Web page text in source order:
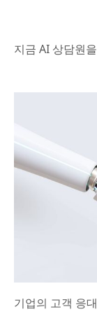
지금 AI 상담원
기업의 고객 응